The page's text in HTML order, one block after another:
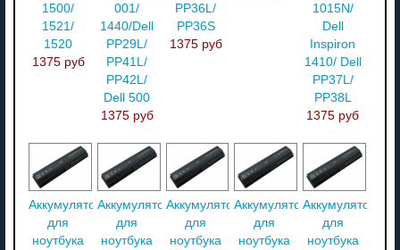
1500/
1521/
1520
1375 руб
001/
1440/Dell
PP29L/
PP41L/
PP42L/
Dell 500
1375 руб
PP36L/
PP36S
1375 руб
1015N/
Dell
Inspiron
1410/ Dell
PP37L/
PP38L
1375 руб
Аккумулятор
для
ноутбука
Аккумулятор
для
ноутбука
Аккумулятор
для
ноутбука
Аккумулятор
для
ноутбука
Аккумулятор
для
ноутбука